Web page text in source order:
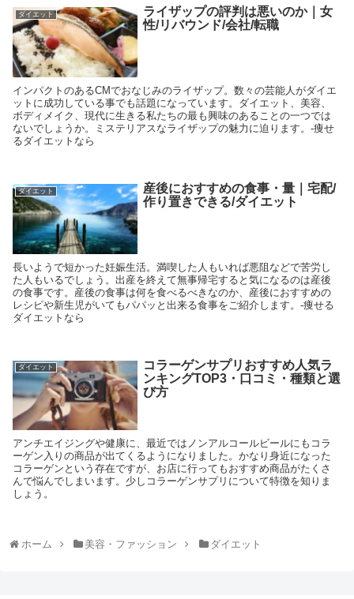
ダイエット
ライザップの評判は悪いのか｜女
性/リバウンド/会社/転職
インパクトのあるCMでおなじみのライザップ。数々の芸能人がダイエ
ットに成功している事でも話題になっています。ダイエット、美容、
ボディメイク、現代に生きる私たちの最も興味のあることの一つでは
ないでしょうか。ミステリアスなライザップの魅力に迫ります。-痩せ
るダイエットなら
ダイエット
産後におすすめの食事・量｜宅配/
作り置きできる/ダイエット
長いようで短かった妊娠生活。満喫した人もいれば悪阻などで苦労し
た人もいるでしょう。出産を終えて無事帰宅すると気になるのは産後
の食事です。産後の食事は何を食べるべきなのか、産後におすすめの
レシピや新生児がいてもパパッと出来る食事をご紹介します。-痩せる
ダイエットなら
ダイエット
コラーゲンサプリおすすめ人気ラ
ンキングTOP3・口コミ・種類と選
び方
アンチエイジングや健康に、最近ではノンアルコールビールにもコラ
ーゲン入りの商品が出てくるようになりました。かなり身近になった
コラーゲンという存在ですが、お店に行ってもおすすめ商品がたくさ
んで悩んでしまいます。少しコラーゲンサプリについて特徴を知りま
しょう。
ホーム 美容・ファッション ダイエット